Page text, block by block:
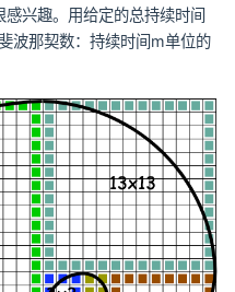
兴趣。用给定的总持续时间
波那契数：持续时间m单位的